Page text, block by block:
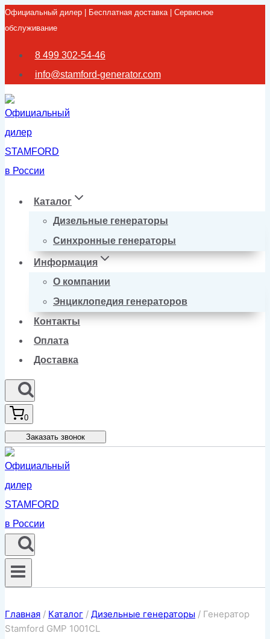
Перейти
к
содержимому
Официальный дилер | Бесплатная доставка | Сервисное
обслуживание
8 499 302-54-46
info@stamford-generator.com
Каталог
Дизельные генераторы
Синхронные генераторы
Информация
О компании
Энциклопедия генераторов
Контакты
Оплата
Доставка
0
Заказать звонок
Главная / Каталог / Дизельные генераторы / Генератор
Stamford GMP 1001CL